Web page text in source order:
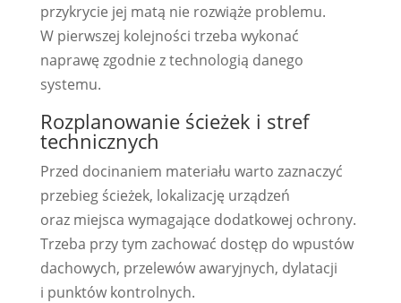
przykrycie jej matą nie rozwiąże problemu.
W pierwszej kolejności trzeba wykonać
naprawę zgodnie z technologią danego
systemu.
Rozplanowanie ścieżek i stref
technicznych
Przed docinaniem materiału warto zaznaczyć
przebieg ścieżek, lokalizację urządzeń
oraz miejsca wymagające dodatkowej ochrony.
Trzeba przy tym zachować dostęp do wpustów
dachowych, przelewów awaryjnych, dylatacji
i punktów kontrolnych.